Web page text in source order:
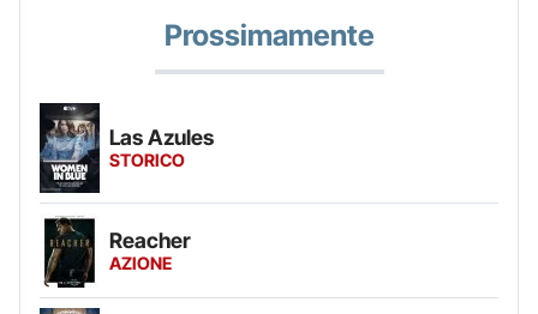
Prossimamente
Las Azules
STORICO
Reacher
AZIONE